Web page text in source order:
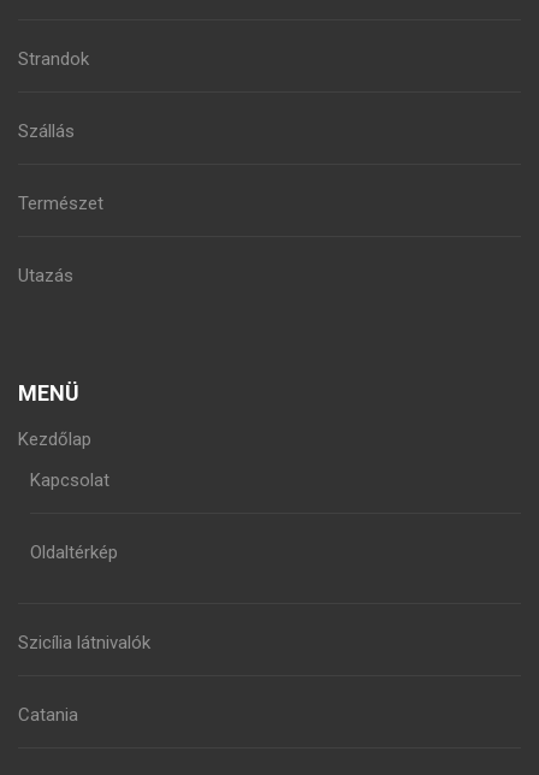
Strandok
Szállás
Természet
Utazás
MENÜ
Kezdőlap
Kapcsolat
Oldaltérkép
Szicília látnivalók
Catania